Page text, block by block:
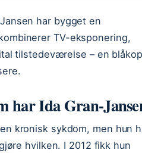
har bygget en
TV-eksponering,
tilstedeværelse – en
har Ida Gran-
kronisk sykdom, men hun
hvilken. I 2012 fikk hun